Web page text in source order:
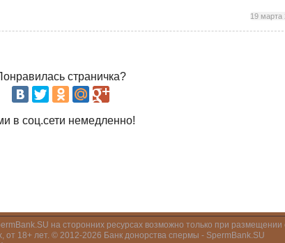
19 марта
страничка?
в соц.сети немедленно!
на сторонних ресурсах возможно только при размещении
18+ лет. © 2012-2026 Банк донорства спермы - SpermBank.SU